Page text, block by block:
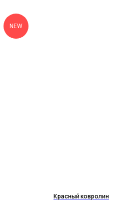
NEW
Красный ковролин